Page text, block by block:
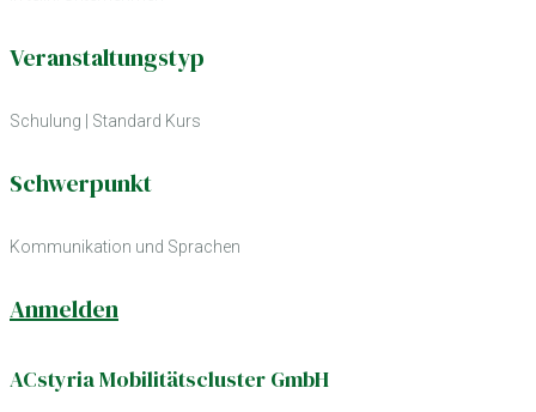
Veranstaltungstyp
Schulung | Standard Kurs
Schwerpunkt
Kommunikation und Sprachen
Anmelden
ACstyria Mobilitätscluster GmbH